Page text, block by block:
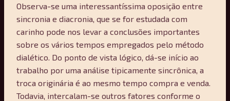
Observa-se uma interessantíssima oposição entre
sincronia e diacronia, que se for estudada com
carinho pode nos levar a conclusões importantes
sobre os vários tempos empregados pelo método
dialético. Do ponto de vista lógico, dá-se início ao
trabalho por uma análise tipicamente sincrônica, a
troca originária é ao mesmo tempo compra e venda.
Todavia, intercalam-se outros fatores conforme o